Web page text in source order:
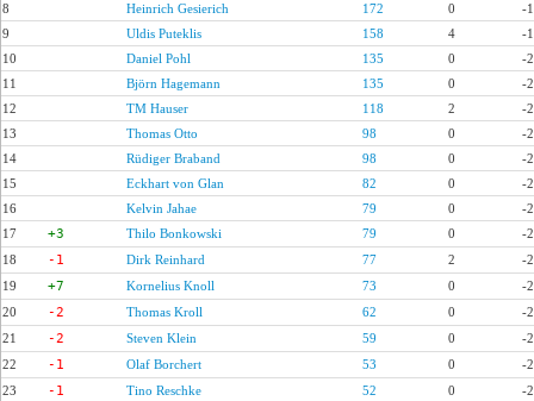
8
Heinrich Gesierich 172 0
-
9
Uldis Puteklis 158 4
-
10
Daniel Pohl 135 0
-
11
Björn Hagemann 135 0
-
12
TM Hauser 118 2
-
13
Thomas Otto 98 0
-
14
Rüdiger Braband 98 0
-
15
Eckhart von Glan 82 0
-
16
Kelvin Jahae 79 0
-
17
+3 Thilo Bonkowski 79 0
-
18
-1 Dirk Reinhard 77 2
-
19
+7 Kornelius Knoll 73 0
-
20
-2 Thomas Kroll 62 0
-
21
-2 Steven Klein 59 0
-
22
-1 Olaf Borchert 53 0
-
23
-1 Tino Reschke 52 0
-